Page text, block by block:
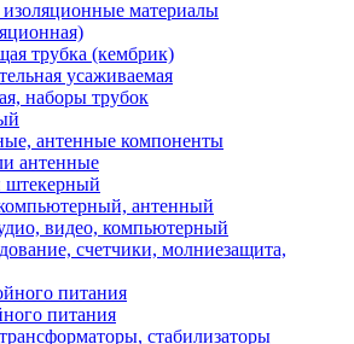
материалы
трубка (кембрик)
усаживаемая
наборы трубок
антенные компоненты
антенные
штекерный
антенный
видео, компьютерный
счетчики, молниезащита,
питания
питания
стабилизаторы